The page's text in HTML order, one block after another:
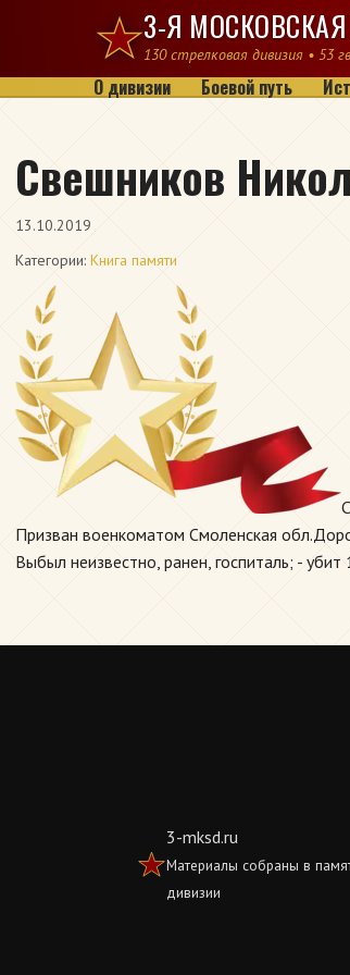
Перейти к содержимому
3-Я
130 стрелковая дивизия • 53
О дивизии Боевой путь
Свешников
13.10.2019
Категории: Книга памяти
Призван военкоматом Смоленская
Выбыл неизвестно, ранен, госпиталь; -
3-mksd.ru
Материалы собраны в
дивизии